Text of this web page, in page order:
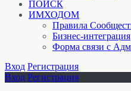
ПОИСК
ИМХОДОМ
Правила
Бизнес-интеграция
Форма связи с
Вход Регистрация
Вход Регистрация